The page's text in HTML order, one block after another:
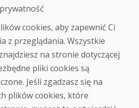
internetowy
handlowe
cookies, aby zapewnić Ci
z przeglądania. Wszystkie
na stronie dotyczącej
pliki cookies są
Jeśli zgadzasz się na
plików cookies, które